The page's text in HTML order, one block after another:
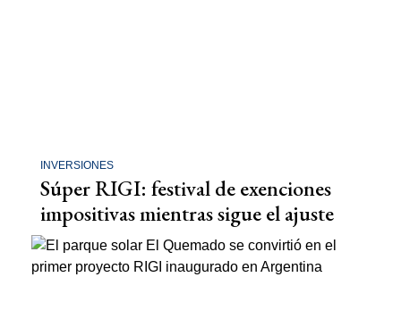
INVERSIONES
Súper RIGI: festival de exenciones
impositivas mientras sigue el ajuste